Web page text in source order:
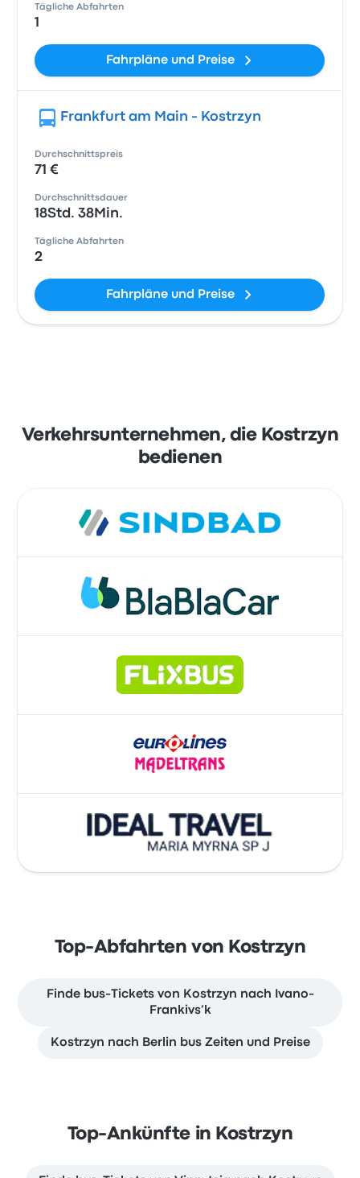
Tägliche Abfahrten
1
Fahrpläne und Preise
Frankfurt am Main - Kostrzyn
Durchschnittspreis
71 €
Durchschnittsdauer
18Std. 38Min.
Tägliche Abfahrten
2
Fahrpläne und Preise
Verkehrsunternehmen, die Kostrzyn
bedienen
Top-Abfahrten von Kostrzyn
Finde bus-Tickets von Kostrzyn nach Ivano-
Frankivs’k
Kostrzyn nach Berlin bus Zeiten und Preise
Top-Ankünfte in Kostrzyn